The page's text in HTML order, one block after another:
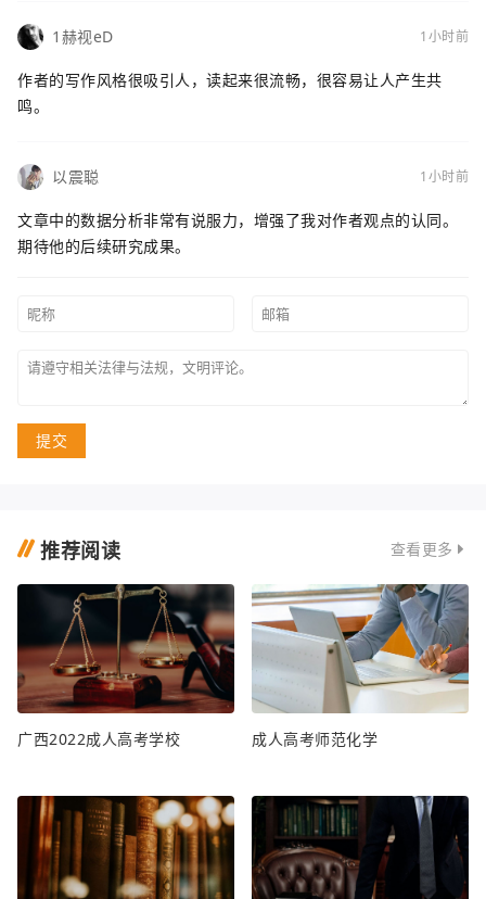
1赫视eD 1小时前
作者的写作风格很吸引人，读起来很流畅，很容易让人产生共
鸣。
以震聪 1小时前
文章中的数据分析非常有说服力，增强了我对作者观点的认同。
期待他的后续研究成果。
提交
推荐阅读 查看更多
广西2022成人高考学校 成人高考师范化学